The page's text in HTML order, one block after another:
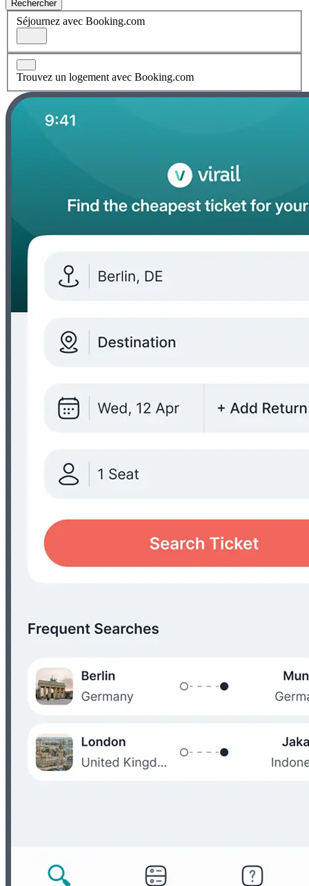
Rechercher
Séjournez avec Booking.com
Trouvez un logement avec Booking.com